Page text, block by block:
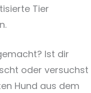
Tier
Ist dir
oder versuchst
Hund aus dem